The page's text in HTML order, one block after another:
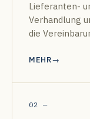
Lieferanten-
Verhandlung
die
MEHR
02 —